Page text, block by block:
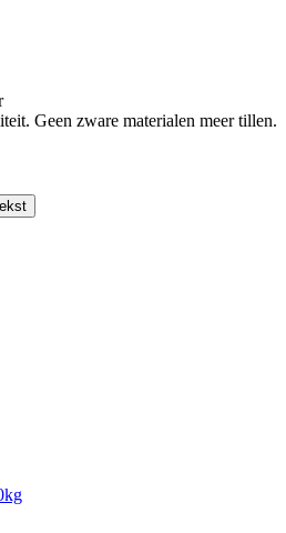
Geen zware materialen meer tillen.